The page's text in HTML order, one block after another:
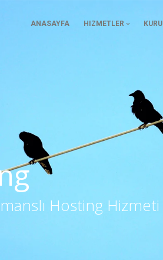
ANASAYFA HIZMETLER
Hosting Hizmeti